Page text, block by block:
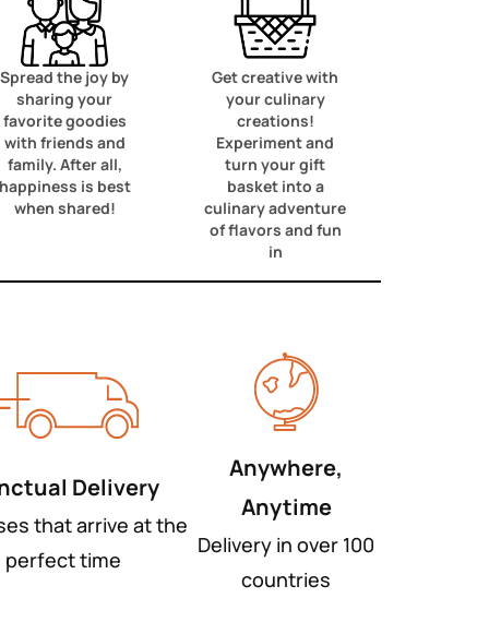
Spread the joy by
sharing your
favorite goodies
with friends and
family. After all,
happiness is best
when shared!
Get creative with
your culinary
creations!
Experiment and
turn your gift
basket into a
culinary adventure
of flavors and fun
in
Delivery
that arrive at the
perfect time
Anywhere,
Anytime
Delivery in over 100
countries